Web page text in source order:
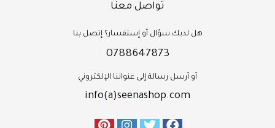
تواصل معنا
هل لديك سؤال أو إستفسار؟ إتصل بنا
0788647873
أو أرسل رسالة إلى عنواننا الإلكتروني
info(a)seenashop.com